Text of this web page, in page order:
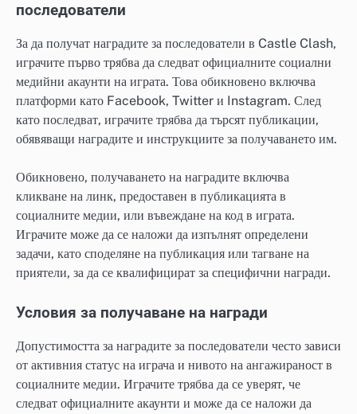
последователи
За да получат наградите за последователи в Castle Clash,
играчите първо трябва да следват официалните социални
медийни акаунти на играта. Това обикновено включва
платформи като Facebook, Twitter и Instagram. След
като последват, играчите трябва да търсят публикации,
обявяващи наградите и инструкциите за получаването им.
Обикновено, получаването на наградите включва
кликване на линк, предоставен в публикацията в
социалните медии, или въвеждане на код в играта.
Играчите може да се наложи да изпълнят определени
задачи, като споделяне на публикация или тагване на
приятели, за да се квалифицират за специфични награди.
Условия за получаване на награди
Допустимостта за наградите за последователи често зависи
от активния статус на играча и нивото на ангажираност в
социалните медии. Играчите трябва да се уверят, че
следват официалните акаунти и може да се наложи да